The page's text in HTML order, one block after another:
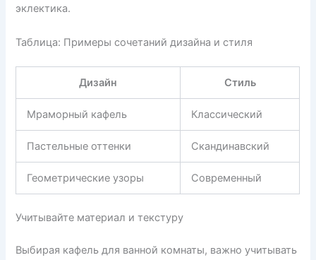
эклектика.
Таблица: Примеры сочетаний дизайна и стиля
Дизайн Стиль
Мраморный кафель Классический
Пастельные оттенки Скандинавский
Геометрические узоры Современный
Учитывайте материал и текстуру
Выбирая кафель для ванной комнаты, важно учитывать